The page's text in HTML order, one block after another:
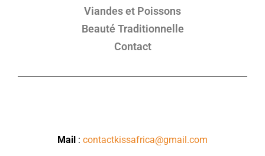
Viandes et Poissons
Beauté Traditionnelle
Contact
Mail : contactkissafrica@gmail.com